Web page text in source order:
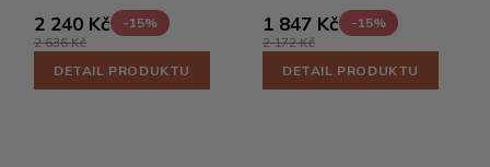
2 240 Kč
-15%
2 636 Kč
DETAIL PRODUKTU
1 847 Kč
-15%
2 172 Kč
DETAIL PRODUKTU